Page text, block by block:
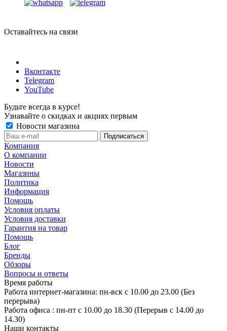
Оставайтесь на связи
Вконтакте
Telegram
YouTube
Будьте всегда в курсе!
Узнавайте о скидках и акциях первым
Новости магазина
Компания
О компании
Новости
Магазины
Политика
Информация
Помощь
Условия оплаты
Условия доставки
Гарантия на товар
Помощь
Блог
Бренды
Обзоры
Вопросы и ответы
Время работы
Работа интернет-магазина: пн-вск с 10.00 до 23.00 (Без
перерыва)
Работа офиса : пн-пт с 10.00 до 18.30 (Перерыв с 14.00 до
14.30)
Наши контакты